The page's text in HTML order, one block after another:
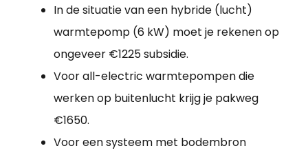
In de situatie van een hybride (lucht)
warmtepomp (6 kW) moet je rekenen op
ongeveer €1225 subsidie.
Voor all-electric warmtepompen die
werken op buitenlucht krijg je pakweg
€1650.
Voor een systeem met bodembron